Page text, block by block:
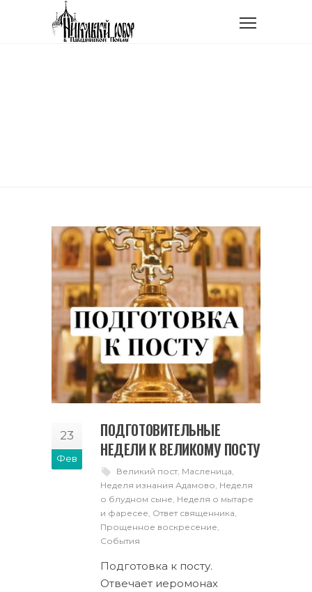
23
Фев
ПОДГОТОВИТЕЛЬНЫЕ
НЕДЕЛИ К ВЕЛИКОМУ ПОСТУ
Великий пост, Масленица
Неделя изнания Адамово Неделя
о блудном сыне Неделя о мытаре
и фаресее Ответ священника
Прощенное воскресение
События
Подготовка к посту.
Отвечает иеромонах